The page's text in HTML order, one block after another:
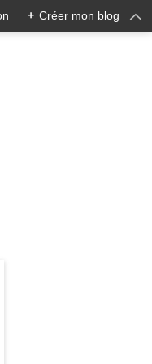
+ Créer mon blog